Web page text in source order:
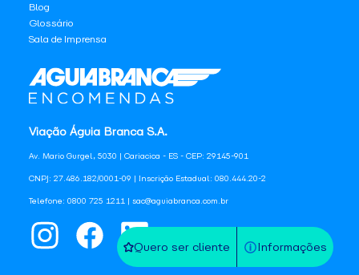
Quero ser cliente Informações
Viação Águia Branca S.A.
Av. Mario Gurgel, 5030 | Cariacica - ES - CEP: 29145-901
CNPJ: 27.486.182/0001-09 | Inscrição Estadual: 080.444.20-2
Telefone: 0800 725 1211 | sac@aguiabranca.com.br
Blog
Glossário
Sala de Imprensa